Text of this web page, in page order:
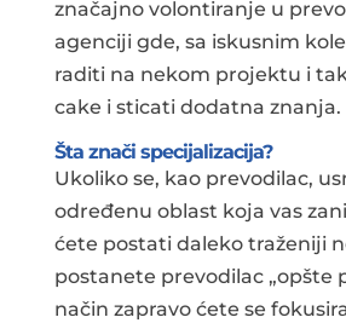
značajno volontiranje u
agenciji gde, sa iskusnim
raditi na nekom projektu i
cake i sticati dodatna znanja.
Šta znači specijalizacija?
Ukoliko se, kao prevodilac,
određenu oblast koja vas
ćete postati daleko traženiji
postanete prevodilac „opšte
način zapravo ćete se